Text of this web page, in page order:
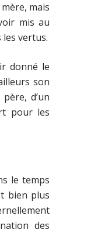
mais
mis au
les vertus.
donné le
son
d’un
pour les
le temps
bien plus
des